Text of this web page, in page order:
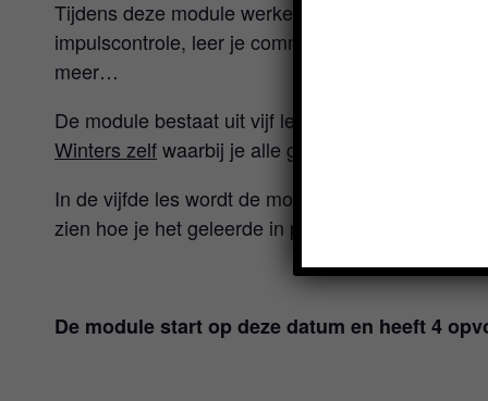
Tijdens deze module werken we aan het
impulscontrole, leer je communiceren met je
meer…
De module bestaat uit vijf lessen, waarvan
de
Winters zelfwaarbij je alle grondbeginselen leert
In de vijfde les wordt de module afgesloten met
zien hoe je het geleerde in praktijk zelfstandig
De module start op deze datum en heeft 4